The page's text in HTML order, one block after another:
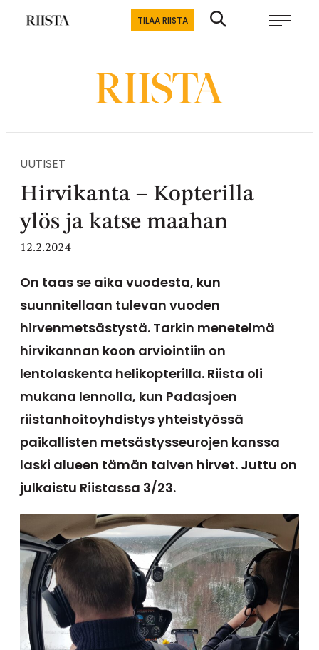
Siirry
Riistalehti.fi
TILAA RIISTA
UUTISET
Hirvikanta – Kopterilla
ylös ja katse maahan
12.2.2024
On taas se aika vuodesta, kun
suunnitellaan tulevan vuoden
hirvenmetsästystä. Tarkin menetelmä
hirvikannan koon arviointiin on
lentolaskenta helikopterilla. Riista oli
mukana lennolla, kun Padasjoen
riistanhoitoyhdistys yhteistyössä
paikallisten metsästysseurojen kanssa
laski alueen tämän talven hirvet. Juttu on
julkaistu Riistassa 3/23.